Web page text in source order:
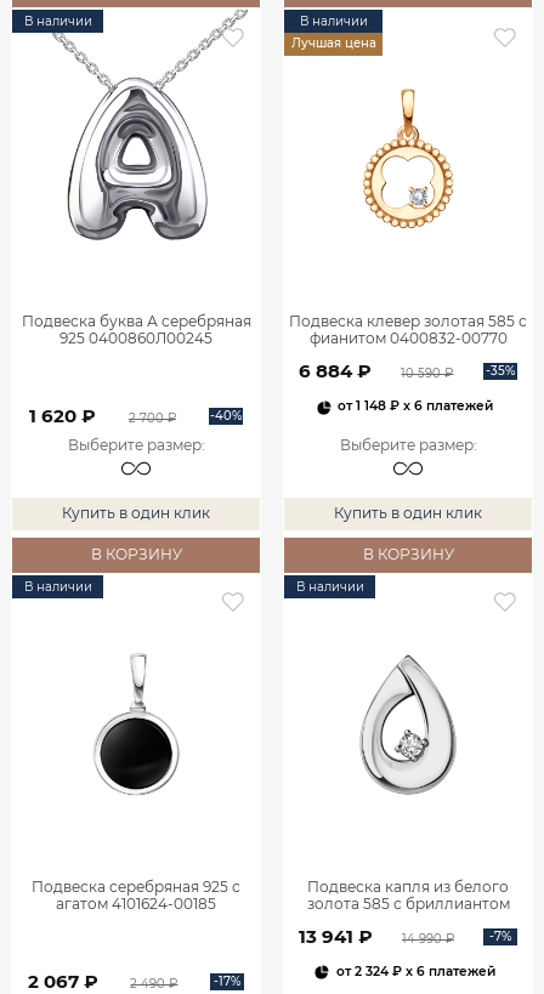
В наличии
Подвеска буква А серебряная
925 0400860Л00245
1 620 ₽ 2 700 ₽ -40%
Выберите размер:
Купить в один клик
В КОРЗИНУ
В наличии
Лучшая цена
Подвеска клевер золотая 585 с
фианитом 0400832-00770
6 884 ₽ 10 590 ₽ -35%
от1 148 ₽ x 6 платежей
Выберите размер:
Купить в один клик
В КОРЗИНУ
В наличии
Подвеска серебряная 925 с
агатом 4101624-00185
2 067 ₽ 2 490 ₽ -17%
В наличии
Подвеска капля из белого
золота 585 с бриллиантом
13 941 ₽ 14 990 ₽ -7%
от2 324 ₽x 6 платежей